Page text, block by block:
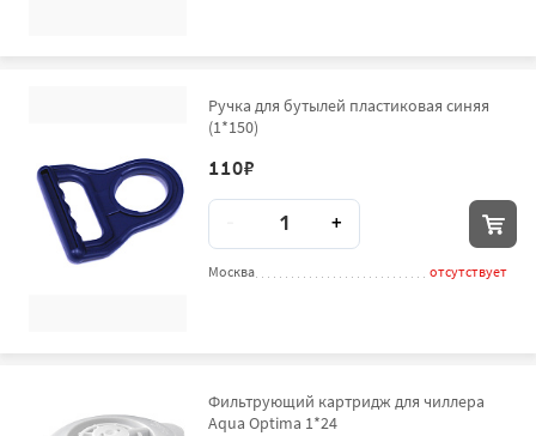
Ручка для бутылей пластиковая синяя
(1*150)
110₽
Количество
+
Москва отсутствует
Фильтрующий картридж для чиллера
Aqua Optima 1*24